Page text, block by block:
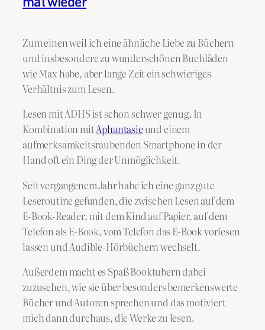
Zum einen weil ich eine ähnliche Liebe zu Büchern
und insbesondere zu wunderschönen Buchläden
wie Max habe, aber lange Zeit ein schwieriges
Verhältnis zum Lesen.
Lesen mit ADHS ist schon schwer genug. In
Kombination mitAphantasie und einem
aufmerksamkeitsraubenden Smartphone in der
Hand oft ein Ding der Unmöglichkeit.
Seit vergangenem Jahr habe ich eine ganz gute
Leseroutine gefunden, die zwischen Lesen auf dem
E-Book-Reader, mit dem Kind auf Papier, auf dem
Telefon als E-Book, vom Telefon das E-Book vorlesen
lassen und Audible-Hörbüchern wechselt.
Außerdem macht es Spaß Booktubern dabei
zuzusehen, wie sie über besonders bemerkenswerte
Bücher und Autoren sprechen und das motiviert
mich dann durchaus, die Werke zu lesen.